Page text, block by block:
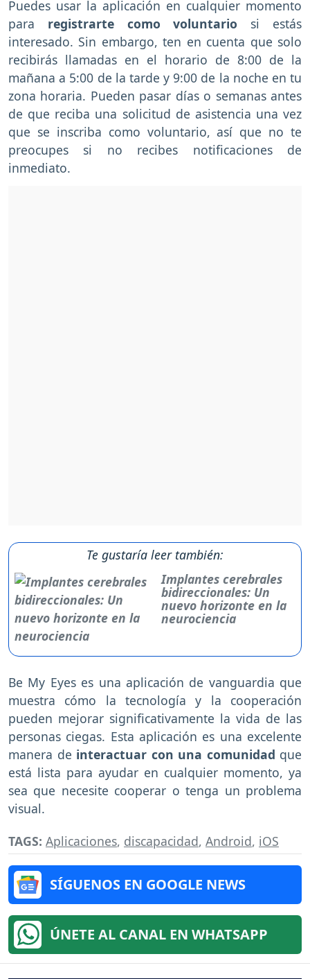
Puedes usar la aplicación en cualquier momento
para registrarte como voluntario si estás
interesado. Sin embargo, ten en cuenta que solo
recibirás llamadas en el horario de 8:00 de la
mañana a 5:00 de la tarde y 9:00 de la noche en tu
zona horaria. Pueden pasar días o semanas antes
de que reciba una solicitud de asistencia una vez
que se inscriba como voluntario, así que no te
preocupes si no recibes notificaciones de
inmediato.
Te gustaría leer también:
Implantes cerebrales
bidireccionales: Un
nuevo horizonte en la
neurociencia
Be My Eyes es una aplicación de vanguardia que
muestra cómo la tecnología y la cooperación
pueden mejorar significativamente la vida de las
personas ciegas. Esta aplicación es una excelente
manera de interactuar con una comunidad que
está lista para ayudar en cualquier momento, ya
sea que necesite cooperar o tenga un problema
visual.
TAGS: Aplicaciones, discapacidad, Android, iOS
SÍGUENOS EN GOOGLE NEWS
ÚNETE AL CANAL EN WHATSAPP